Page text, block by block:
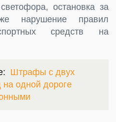
остановка за
нарушение правил
средств на
Штрафы с двух
на одной дороге